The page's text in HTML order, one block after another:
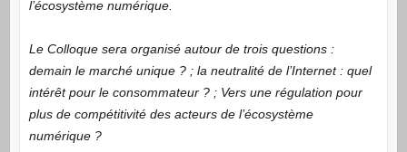
l’écosystème numérique.
Le Colloque sera organisé autour de trois questions :
demain le marché unique ? ; la neutralité de l’Internet : quel
intérêt pour le consommateur ? ; Vers une régulation pour
plus de compétitivité des acteurs de l’écosystème
numérique ?